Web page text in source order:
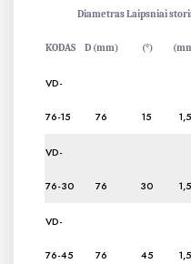
KODAS
Diametras
D (mm)
Laipsniai
(°)
VD-
76-15 76 15 1,5
VD-
76-30 76 30 1,5
VD-
76-45 76 45 1,5